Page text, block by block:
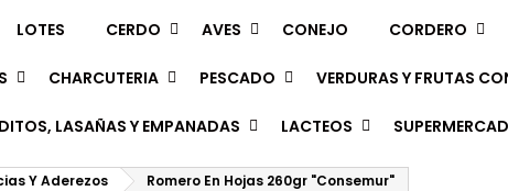
LOTES CERDO AVES CONEJO CORDERO
CHARCUTERIA PESCADO VERDURAS Y FRUTAS
LASAÑAS Y EMPANADAS LACTEOS
Y Aderezos Romero En Hojas 260gr "Consemur"